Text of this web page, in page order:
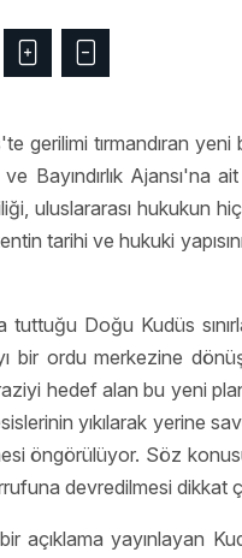
gerilimi tırmandıran
Bayındırlık Ajansı'na
uluslararası hukukun
tarihi ve hukuki
tuttuğu Doğu Kudüs
bir ordu merkezine
hedef alan bu yeni
yıkılarak yerine
öngörülüyor. Söz
devredilmesi dikkat
açıklama yayınlayan